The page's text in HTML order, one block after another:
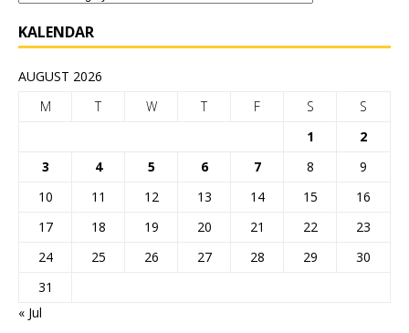
KALENDAR
AUGUST 2026
M
T W T F S
S
1
2
3
4 5 6 7 8
9
10
11 12 13 14 15
16
17
18 19 20 21 22
23
24
25 26 27 28 29
30
31
« Jul